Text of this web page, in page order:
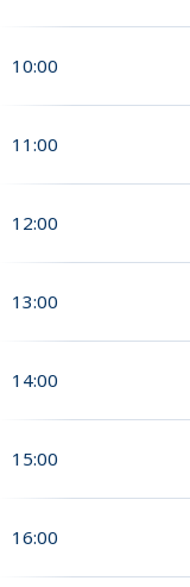
10:00
11:00
12:00
13:00
14:00
15:00
16:00